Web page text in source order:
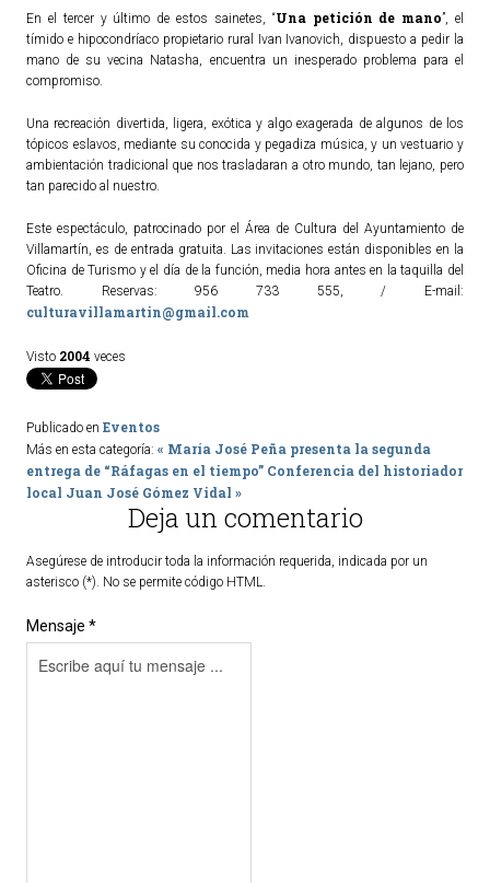
En el tercer y último de estos sainetes, “Una petición de mano”, el
tímido e hipocondríaco propietario rural Ivan Ivanovich, dispuesto a pedir la
mano de su vecina Natasha, encuentra un inesperado problema para el
compromiso.
Una recreación divertida, ligera, exótica y algo exagerada de algunos de los
tópicos eslavos, mediante su conocida y pegadiza música, y un vestuario y
ambientación tradicional que nos trasladaran a otro mundo, tan lejano, pero
tan parecido al nuestro.
Este espectáculo, patrocinado por el Área de Cultura del Ayuntamiento de
Villamartín, es de entrada gratuita. Las invitaciones están disponibles en la
Oficina de Turismo y el día de la función, media hora antes en la taquilla del
Teatro. Reservas: 956 733 555, / E-mail:
culturavillamartin@gmail.com
Visto 2004 veces
Publicado en Eventos
Más en esta categoría: « María José Peña presenta la segunda
entrega de “Ráfagas en el tiempo” Conferencia del historiador
local Juan José Gómez Vidal »
Deja un comentario
Asegúrese de introducir toda la información requerida, indicada por un
asterisco (*). No se permite código HTML.
Mensaje *